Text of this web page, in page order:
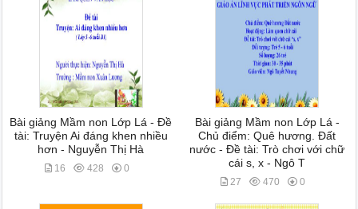
Bài giảng Mầm non Lớp Lá - Đề
tài: Truyện Ai đáng khen nhiều
hơn - Nguyễn Thị Hà
16 428 0
Bài giảng Mầm non Lớp Lá -
Chủ điểm: Quê hương. Đất
nước - Đề tài: Trò chơi với chữ
cái s, x - Ngô T
27 470 0